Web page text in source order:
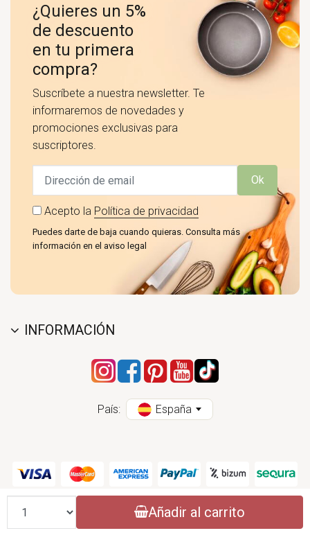
Añadir al carrito
¿Quieres un 5%
de descuento
en tu primera
compra?
Suscríbete a nuestra newsletter. Te
informaremos de novedades y
promociones exclusivas para
suscriptores.
Ok
Acepto la Política de privacidad
Puedes darte de baja cuando quieras. Consulta más
información en el aviso legal
INFORMACIÓN
País: España
CONASI 2004 - 2026 (CC) - ESPECIALISTAS EN PRODUCTOS DE COCINA
NATURAL